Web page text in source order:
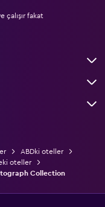
çalışır fakat
ABDki oteller
oteller
Collection